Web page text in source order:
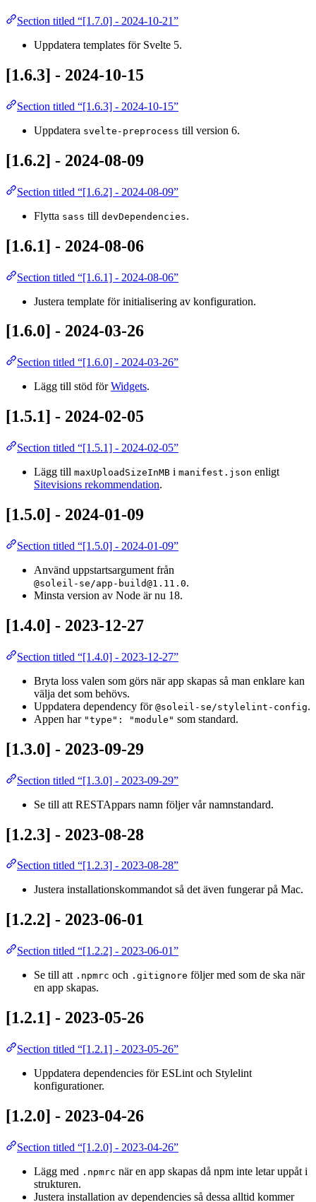
Section titled “[1.7.0] - 2024-10-21”
Uppdatera templates för Svelte 5.
[1.6.3] - 2024-10-15
Section titled “[1.6.3] - 2024-10-15”
Uppdatera svelte-preprocess till version 6.
[1.6.2] - 2024-08-09
Section titled “[1.6.2] - 2024-08-09”
Flytta sass till devDependencies.
[1.6.1] - 2024-08-06
Section titled “[1.6.1] - 2024-08-06”
Justera template för initialisering av konfiguration.
[1.6.0] - 2024-03-26
Section titled “[1.6.0] - 2024-03-26”
Lägg till stöd förWidgets.
[1.5.1] - 2024-02-05
Section titled “[1.5.1] - 2024-02-05”
Lägg till maxUploadSizeInMB i manifest.json enligt
Sitevisions rekommendation.
[1.5.0] - 2024-01-09
Section titled “[1.5.0] - 2024-01-09”
Använd uppstartsargument från
@soleil-se/app-build@1.11.0.
Minsta version av Node är nu 18.
[1.4.0] - 2023-12-27
Section titled “[1.4.0] - 2023-12-27”
Bryta loss valen som görs när app skapas så man enklare kan
välja det som behövs.
Uppdatera dependency för @soleil-se/stylelint-config.
Appen har "type": "module" som standard.
[1.3.0] - 2023-09-29
Section titled “[1.3.0] - 2023-09-29”
Se till att RESTAppars namn följer vår namnstandard.
[1.2.3] - 2023-08-28
Section titled “[1.2.3] - 2023-08-28”
Justera installationskommandot så det även fungerar på Mac.
[1.2.2] - 2023-06-01
Section titled “[1.2.2] - 2023-06-01”
Se till att .npmrc och .gitignore följer med som de ska när
en app skapas.
[1.2.1] - 2023-05-26
Section titled “[1.2.1] - 2023-05-26”
Uppdatera dependencies för ESLint och Stylelint
konfigurationer.
[1.2.0] - 2023-04-26
Section titled “[1.2.0] - 2023-04-26”
Lägg med .npmrc när en app skapas då npm inte letar uppåt i
strukturen.
Justera installation av dependencies så dessa alltid kommer